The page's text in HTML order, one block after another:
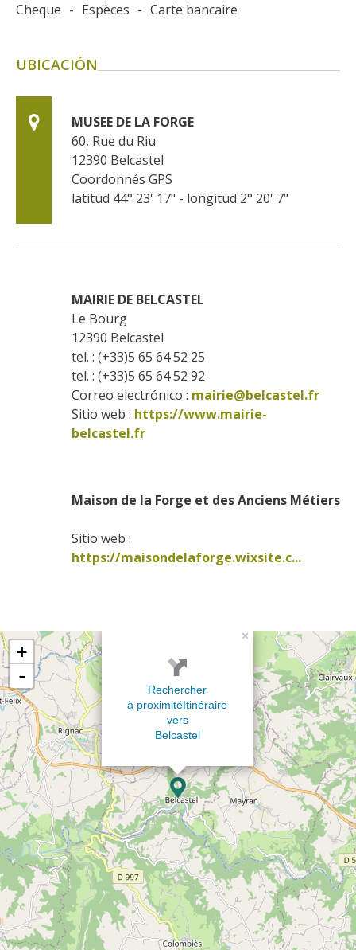
Cheque - Espèces - Carte bancaire
UBICACIÓN
MUSEE DE LA FORGE
60, Rue du Riu
12390 Belcastel
Coordonnés GPS
latitud 44° 23' 17" - longitud 2° 20' 7"
MAIRIE DE BELCASTEL
Le Bourg
12390 Belcastel
tel. : (+33)5 65 64 52 25
tel. : (+33)5 65 64 52 92
Correo electrónico : mairie@belcastel.fr
Sitio web : https://www.mairie-
belcastel.fr
Maison de la Forge et des Anciens Métiers
https://maisondelaforge.wixsite.c...
×
Rechercher
à proximitéItinéraire
vers
Belcastel
+
-